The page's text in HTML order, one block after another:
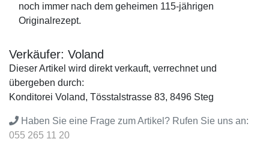
noch immer nach dem geheimen 115-jährigen
Originalrezept.
Verkäufer: Voland
Dieser Artikel wird direkt verkauft, verrechnet und
übergeben durch:
Konditorei Voland, Tösstalstrasse 83, 8496 Steg
Haben Sie eine Frage zum Artikel? Rufen Sie uns an:
055 265 11 20